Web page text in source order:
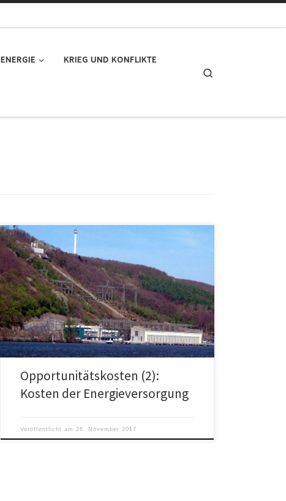
ENERGIE KRIEG UND KONFLIKTE
Opportunitätskosten der Energiewende (2) Die
Opportunitätskosten (Opportunity cost), die auch als
Schattenpreis, Alternativkosten oder Verzichtkosten
bezeichnet werden, spielen in der Wirtschaft […]
Opportunitätskosten (2):
Kosten der Energieversorgung
Veröffentlicht am26. November 2017